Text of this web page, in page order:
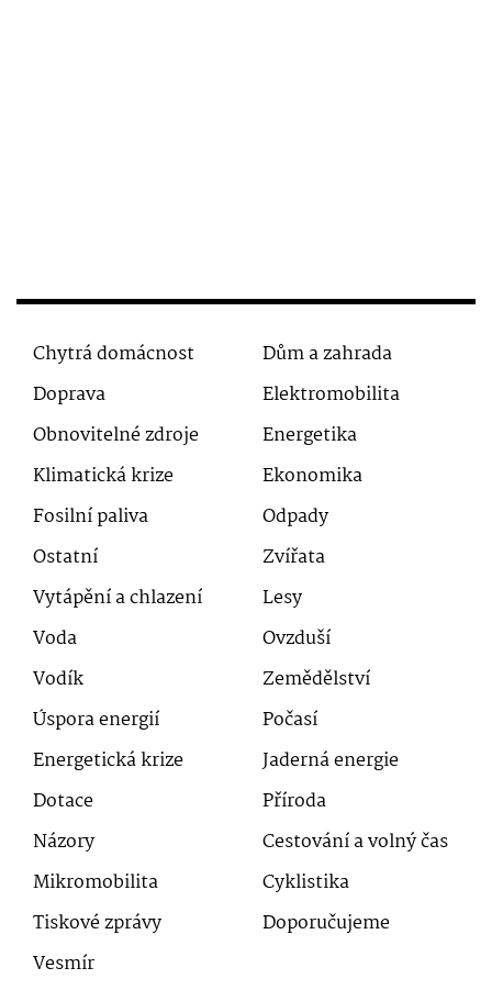
Chytrá domácnost
Dům a zahrada
Doprava
Elektromobilita
Obnovitelné zdroje
Energetika
Klimatická krize
Ekonomika
Fosilní paliva
Odpady
Ostatní
Zvířata
Vytápění a chlazení
Lesy
Voda
Ovzduší
Vodík
Zemědělství
Úspora energií
Počasí
Energetická krize
Jaderná energie
Dotace
Příroda
Názory
Cestování a volný čas
Mikromobilita
Cyklistika
Tiskové zprávy
Doporučujeme
Vesmír